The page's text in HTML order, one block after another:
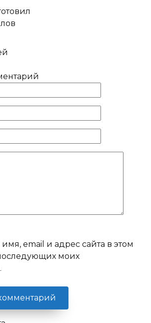
email и адрес сайта в этом
моих